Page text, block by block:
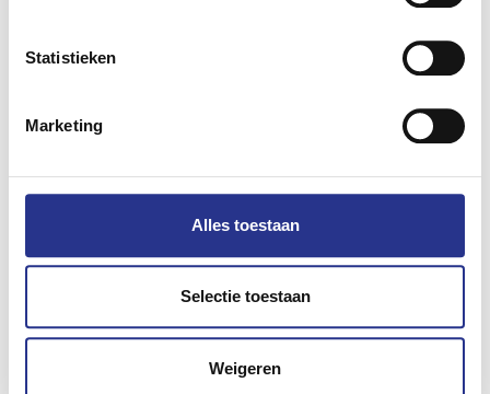
Statistieken
Marketing
Alles toestaan
Selectie toestaan
Weigeren
Deel dit bericht